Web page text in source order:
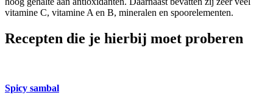
vitamine C, vitamine A en B, mineralen en spoorelementen.
Recepten die je hierbij moet proberen
Spicy sambal